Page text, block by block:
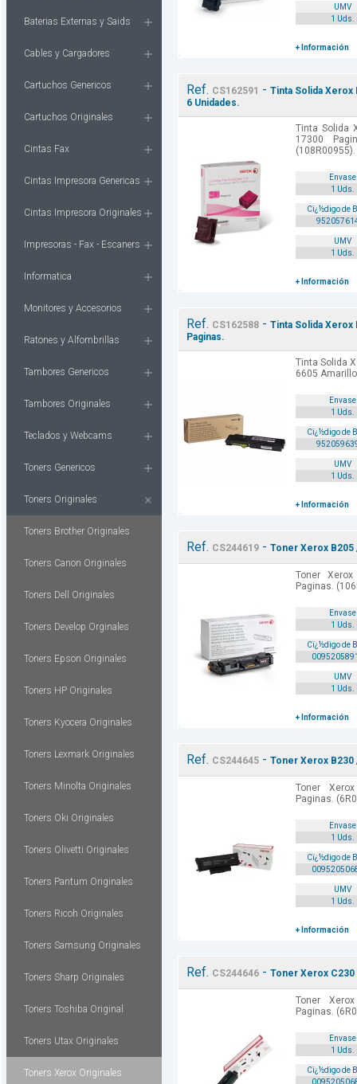
Baterias Externas y Saids
Cables y Cargadores
Cartuchos Genericos
Cartuchos Originales
Cintas Fax
Cintas Impresora Genericas
Cintas Impresora Originales
Impresoras - Fax - Escaners
Informatica
Monitores y Accesorios
Ratones y Alfombrillas
Tambores Genericos
Tambores Originales
Teclados y Webcams
Toners Genericos
Toners Originales
Toners Brother Originales
Toners Canon Originales
Toners Dell Originales
Toners Develop Orginales
Toners Epson Originales
Toners HP Originales
Toners Kyocera Originales
Toners Lexmark Originales
Toners Minolta Originales
Toners Oki Originales
Toners Olivetti Originales
Toners Pantum Originales
Toners Ricoh Originales
Toners Samsung Originales
Toners Sharp Originales
Toners Toshiba Original
Toners Utax Originales
Toners Xerox Originales
UMV
1 Uds.
+ Información
Ref. CS162591 - Tinta Solida Xerox
6 Unidades.
Tinta Solida
17300
(108R00955).
Envase
1 Uds.
Cï¿½digo de
UMV
1 Uds.
+ Información
Ref. CS162588- Tinta Solida
Paginas.
Tinta Solida
6605
Envase
1 Uds.
Cï¿½digo de
UMV
1 Uds.
+ Información
Ref. CS244619- Toner Xerox B205
Toner
Paginas.
Envase
1 Uds.
Cï¿½digo de
UMV
1 Uds.
+ Información
Ref. CS244645- Toner Xerox B230
Toner
Paginas.
Envase
1 Uds.
Cï¿½digo de
UMV
1 Uds.
+ Información
Ref. CS244646- Toner Xerox C230
Toner
Paginas.
Envase
1 Uds.
Cï¿½digo de